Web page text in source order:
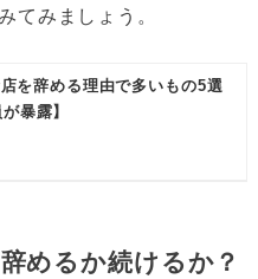
てみましょう。
を辞める理由で多いもの5選
暴露】
めるか続けるか？